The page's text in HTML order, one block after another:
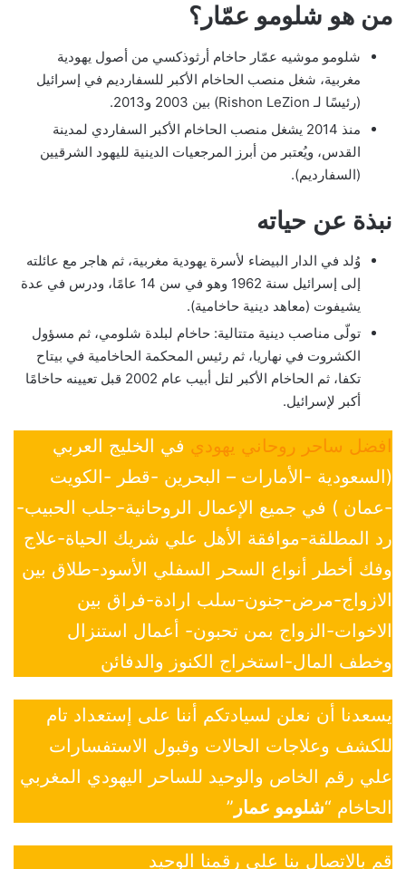
من هو شلومو عمّار؟
شلومو موشيه عمّار حاخام أرثوذكسي من أصول يهودية
مغربية، شغل منصب الحاخام الأكبر للسفارديم في إسرائيل
(رئيسًا لـ Rishon LeZion) بين 2003 و2013.
منذ 2014 يشغل منصب الحاخام الأكبر السفاردي لمدينة
القدس، ويُعتبر من أبرز المرجعيات الدينية لليهود الشرقيين
(السفارديم).
نبذة عن حياته
وُلد في الدار البيضاء لأسرة يهودية مغربية، ثم هاجر مع عائلته
إلى إسرائيل سنة 1962 وهو في سن 14 عامًا، ودرس في عدة
يشيفوت (معاهد دينية حاخامية).
تولّى مناصب دينية متتالية: حاخام لبلدة شلومي، ثم مسؤول
الكشروت في نهاريا، ثم رئيس المحكمة الحاخامية في بيتاح
تكفا، ثم الحاخام الأكبر لتل أبيب عام 2002 قبل تعيينه حاخامًا
أكبر لإسرائيل.
افضل ساحر روحاني يهودي في الخليج العربي
(السعودية -الأمارات – البحرين -قطر -الكويت
-عمان ) في جميع الإعمال الروحانية-جلب الحبيب-
رد المطلقة-موافقة الأهل علي شريك الحياة-علاج
وفك أخطر أنواع السحر السفلي الأسود-طلاق بين
الازواج-مرض-جنون-سلب ارادة-فراق بين
الاخوات-الزواج بمن تحبون- أعمال استنزال
وخطف المال-استخراج الكنوز والدفائن
يسعدنا أن نعلن لسيادتكم أننا على إستعداد تام
للكشف وعلاجات الحالات وقبول الاستفسارات
علي رقم الخاص والوحيد للساحر اليهودي المغربي
الحاخام “شلومو عمار ”
قم بالاتصال بنا علي رقمنا الوحيد